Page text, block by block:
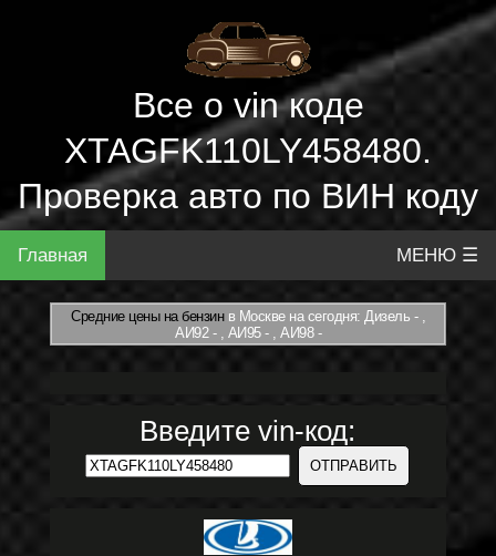
Все о vin коде
XTAGFK110LY458480.
Проверка авто по ВИН коду
Главная МЕНЮ ☰
Средние цены на бензинв Москве на сегодня: Дизель - ,
АИ92 - , АИ95 - , АИ98 -
Введите vin-код: